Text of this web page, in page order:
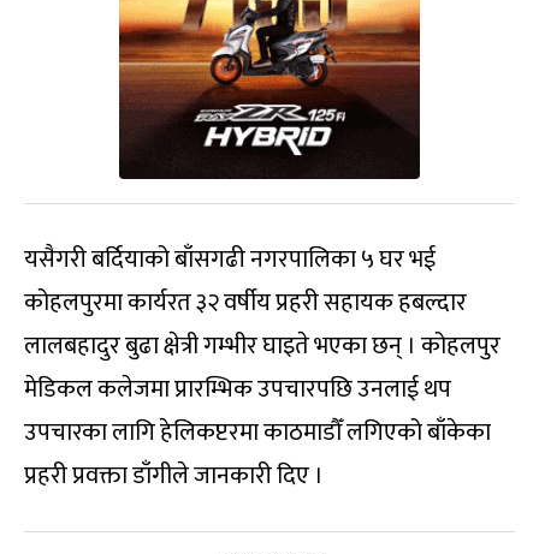
यसैगरी बर्दियाको बाँसगढी नगरपालिका ५ घर भई
कोहलपुरमा कार्यरत ३२ वर्षीय प्रहरी सहायक हबल्दार
लालबहादुर बुढा क्षेत्री गम्भीर घाइते भएका छन् । कोहलपुर
मेडिकल कलेजमा प्रारम्भिक उपचारपछि उनलाई थप
उपचारका लागि हेलिकप्टरमा काठमाडौँ लगिएको बाँकेका
प्रहरी प्रवक्ता डाँगीले जानकारी दिए ।